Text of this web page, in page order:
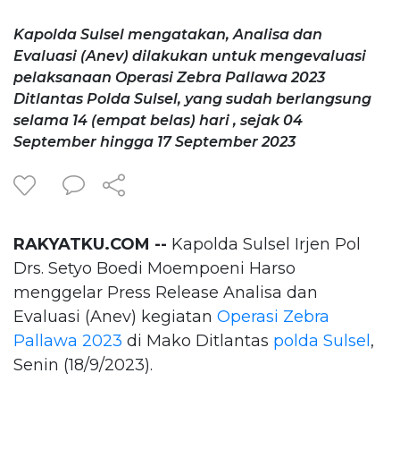
Kapolda Sulsel mengatakan, Analisa dan
Evaluasi (Anev) dilakukan untuk mengevaluasi
pelaksanaan Operasi Zebra Pallawa 2023
Ditlantas Polda Sulsel, yang sudah berlangsung
selama 14 (empat belas) hari , sejak 04
September hingga 17 September 2023
RAKYATKU.COM -- Kapolda Sulsel Irjen Pol
Drs. Setyo Boedi Moempoeni Harso
menggelar Press Release Analisa dan
Evaluasi (Anev) kegiatan Operasi Zebra
Pallawa 2023 di Mako Ditlantas polda Sulsel ,
Senin (18/9/2023).